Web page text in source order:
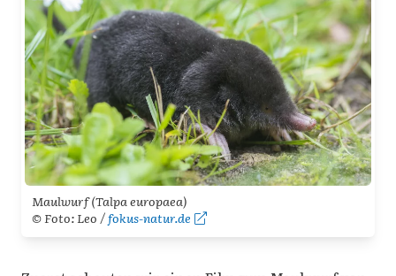
Maulwurf (Talpa europaea)
© Foto: Leo /fokus-natur.de